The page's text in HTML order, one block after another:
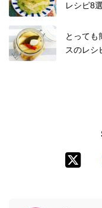
レシピ8選
とっても
スのレシ